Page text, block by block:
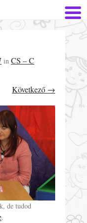
in CS – C
Következő →
de tudod
.